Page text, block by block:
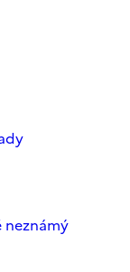
neznámý